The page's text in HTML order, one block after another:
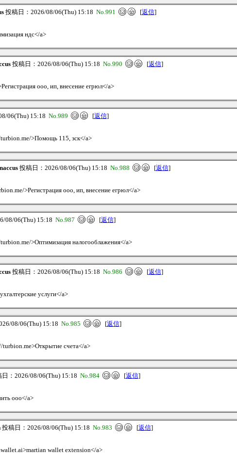
投稿日：2026/08/06(Thu) 15:18 No.991 [返信]
ндс</a>
投稿日：2026/08/06(Thu) 15:18 No.990 [返信]
ооо, ип, внесение егрюл</a>
06(Thu) 15:18 No.989 [返信]
>Помощь 115, зск</a>
投稿日：2026/08/06(Thu) 15:18 No.988 [返信]
>Регистрация ооо, ип, внесение егрюл</a>
08/06(Thu) 15:18 No.987 [返信]
>Оптимизация налогооблажения</a>
投稿日：2026/08/06(Thu) 15:18 No.986 [返信]
услуги</a>
08/06(Thu) 15:18 No.985 [返信]
turbion.me>Открытие счета</a>
：2026/08/06(Thu) 15:18 No.984 [返信]
ооо</a>
投稿日：2026/08/06(Thu) 15:18 No.983 [返信]
wallet extension</a>